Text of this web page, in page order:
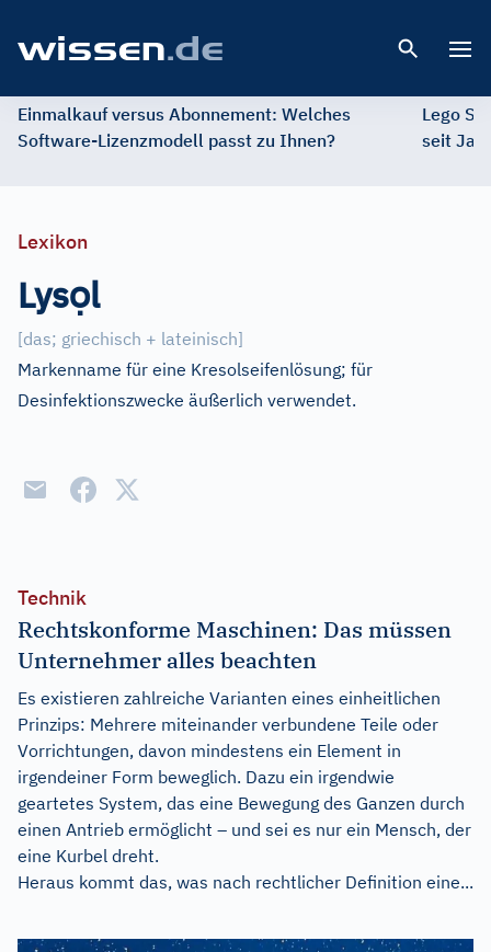
Einmalkauf versus Abonnement: Welches
Software-Lizenzmodell passt zu Ihnen?
Lego
seit
Lexikon
Lysọl
[das; griechisch + lateinisch]
Markenname für eine Kresolseifenlösung; für
Desinfektionszwecke äußerlich verwendet.
Technik
Rechtskonforme Maschinen: Das müssen
Unternehmer alles beachten
Es existieren zahlreiche Varianten eines einheitlichen
Prinzips: Mehrere miteinander verbundene Teile oder
Vorrichtungen, davon mindestens ein Element in
irgendeiner Form beweglich. Dazu ein irgendwie
geartetes System, das eine Bewegung des Ganzen durch
einen Antrieb ermöglicht – und sei es nur ein Mensch, der
eine Kurbel dreht.
Heraus kommt das, was nach rechtlicher Definition eine...